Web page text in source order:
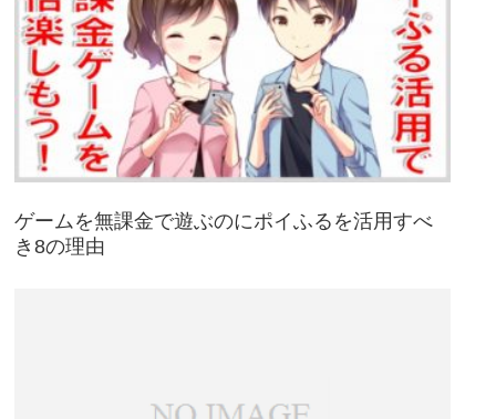
ゲームを無課金で遊ぶのにポイふるを活用すべ
き8の理由